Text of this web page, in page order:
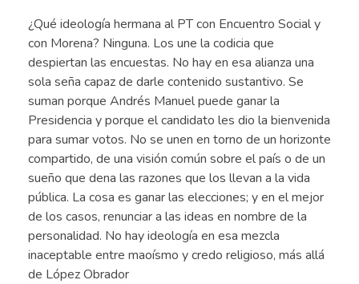
¿Qué ideología hermana al PT con Encuentro Social y
con Morena? Ninguna. Los une la codicia que
despiertan las encuestas. No hay en esa alianza una
sola seña capaz de darle contenido sustantivo. Se
suman porque Andrés Manuel puede ganar la
Presidencia y porque el candidato les dio la bienvenida
para sumar votos. No se unen en torno de un horizonte
compartido, de una visión común sobre el país o de un
sueño que dena las razones que los llevan a la vida
pública. La cosa es ganar las elecciones; y en el mejor
de los casos, renunciar a las ideas en nombre de la
personalidad. No hay ideología en esa mezcla
inaceptable entre maoísmo y credo religioso, más allá
de López Obrador